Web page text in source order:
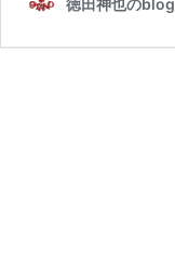
徳田神也のblog